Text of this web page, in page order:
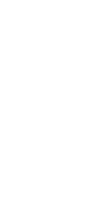
기. 하고 설명하고
데 제한이라고 접속이 안
예매하려고 하는데 언
데 4년대학졸업생이 많